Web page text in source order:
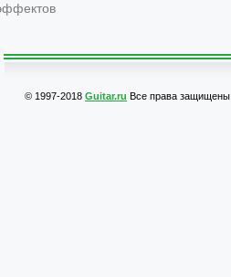
© 1997-2018 Guitar.ru Все права защищены.